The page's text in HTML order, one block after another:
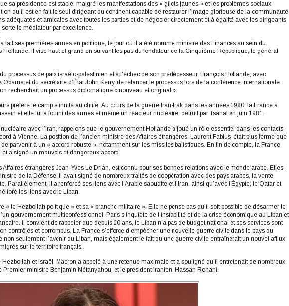
sa présidence est stable, malgré les manifestations des « gilets jaunes » et les problèmes sociaux-
qu’il est en fait le seul dirigeant du continent capable de restaurer l’image glorieuse de la communauté
adéquates et amicales avec toutes les parties et de négocier directement et à égalité avec les dirigeants
le médiateur par excellence.
fait ses premières armes en politique, le jour où il a été nommé ministre des Finances au sein du
Il vise haut et grand en suivant les pas du fondateur de la Cinquième République, le général
processus de paix israélo-palestinien et à l’échec de son prédécesseur, François Hollande, avec
Obama et du secrétaire d’État John Kerry, de relancer le processus lors de la conférence internationale
recherchait un processus diplomatique « nouveau et original ».
préféré le camp sunnite au chiite. Au cours de la guerre Iran-Irak dans les années 1980, la France a
et elle lui a fourni des armes et même un réacteur nucléaire, détruit par Tsahal en juin 1981.
avec l’Iran, rappelons que le gouvernement Hollande a joué un rôle essentiel dans les contacts
à Vienne. La position de l’ancien ministre des Affaires étrangères, Laurent Fabius, était plus ferme que
parvenir à un « accord robuste », notamment sur les missiles balistiques. En fin de compte, la France
et a signé un mauvais et dangereux accord.
Affaires étrangères Jean-Yves Le Drian, est connu pour ses bonnes relations avec le monde arabe. Elles
de la Défense. Il avait signé de nombreux traités de coopération avec des pays arabes, la vente
Parallèlement, il a renforcé ses liens avec l’Arabie saoudite et l’Iran, ainsi qu’avec l’Égypte, le Qatar et
les liens avec le Liban.
« le Hezbollah politique » et sa « branche militaire ». Elle ne pense pas qu’il soit possible de désarmer le
gouvernement multiconfessionnel. Paris s’inquiète de l’instabilité et de la crise économique au Liban et
Il convient de rappeler que depuis 20 ans, le Liban n’a pas de budget national et ses services sont
contrôlés et corrompus. La France s’efforce d’empêcher une nouvelle guerre civile dans le pays du
non seulement l’avenir du Liban, mais également le fait qu’une guerre civile entraînerait un nouvel afflux
sur le territoire français.
et Israël, Macron a appelé à une retenue maximale et a souligné qu’il entretenait de nombreux
Premier ministre Benjamin Nétanyahou, et le président iranien, Hassan Rohani.